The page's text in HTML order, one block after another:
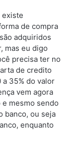
existe
de compra
adquiridos
mas eu digo
precisa ter no
de credito
35% do valor
vem agora
mesmo sendo
banco, ou seja
enquanto